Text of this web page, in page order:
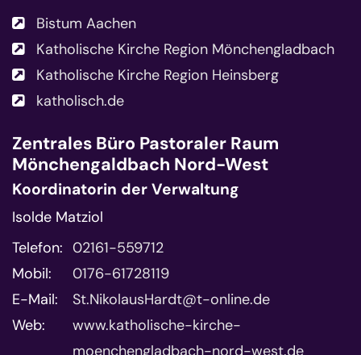
Bistum Aachen
Katholische Kirche Region Mönchengladbach
Katholische Kirche Region Heinsberg
katholisch.de
Zentrales Büro Pastoraler Raum
Mönchengaldbach Nord-West
Koordinatorin der Verwaltung
Isolde Matziol
Telefon: 02161-559712
Mobil:
0176-61728119
E-Mail:
St.NikolausHardt@t-online.de
Web:
www.katholische-kirche-
moenchengladbach-nord-west.de